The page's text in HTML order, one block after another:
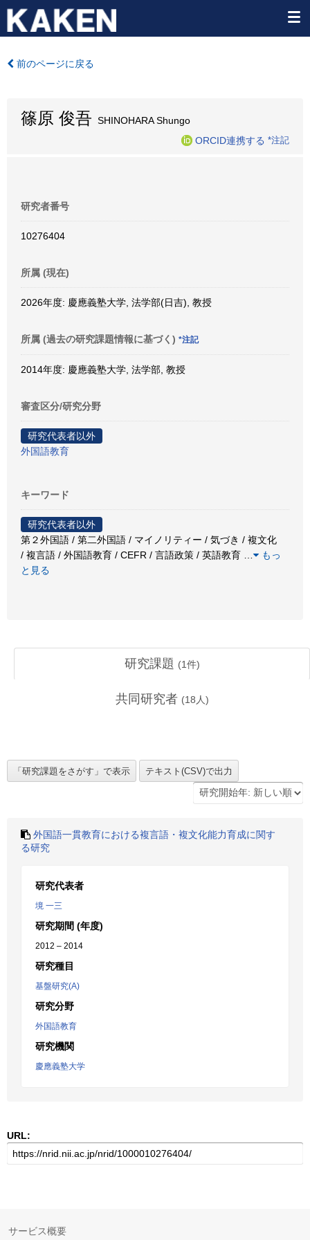
前のページに戻る
篠原 俊吾 SHINOHARA Shungo
ORCID連携する *注記
研究者番号
10276404
所属 (現在)
2026年度: 慶應義塾大学, 法学部(日吉), 教授
所属 (過去の研究課題情報に基づく) *注記
2014年度: 慶應義塾大学, 法学部, 教授
審査区分/研究分野
研究代表者以外
外国語教育
キーワード
研究代表者以外
第２外国語 / 第二外国語 / マイノリティー / 気づき / 複文化
/ 複言語 / 外国語教育 / CEFR / 言語政策 / 英語教育
もっ
と見る
研究課題 (1件)
共同研究者 (18 人)
外国語一貫教育における複言語・複文化能力育成に関す
る研究
研究代表者
境 一三
研究期間 (年度)
2012 – 2014
研究種目
基盤研究(A)
研究分野
外国語教育
研究機関
慶應義塾大学
URL:
サービス概要